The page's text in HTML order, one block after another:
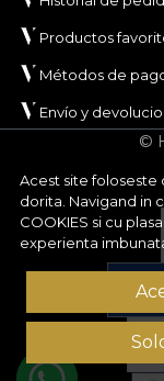
Acest site
dorita. Navigand in
COOKIES si cu
experienta
Productos
Métodos de
Envío y
©